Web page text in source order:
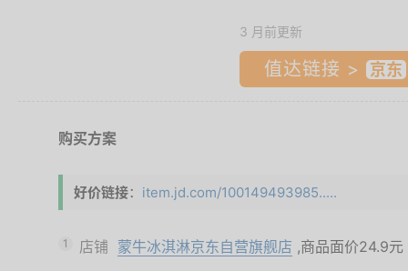
3 月前更新
值达链接 >
购买方案
好价链接： item.jd.com/100149493985.....
1 店铺 蒙牛冰淇淋京东自营旗舰店 ,商品面价24.9元